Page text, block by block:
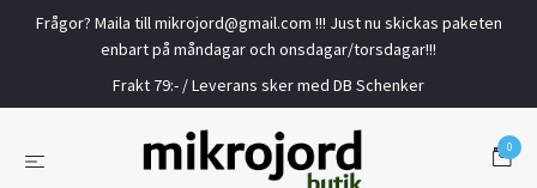
Frågor? Maila tillmikrojord@gmail.com !!! Just nu skickas paketen
enbart på måndagar och onsdagar/torsdagar!!!
Frakt 79:- / Leverans sker med DB Schenker
0